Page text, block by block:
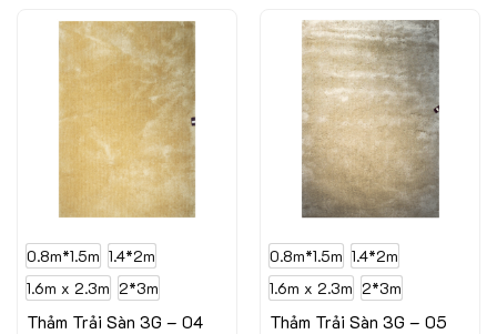
0.8m*1.5m 1.4*2m
1.6m x 2.3m 2*3m
Thảm Trải Sàn 3G – 04
0.8m*1.5m 1.4*2m
1.6m x 2.3m 2*3m
Thảm Trải Sàn 3G – 05